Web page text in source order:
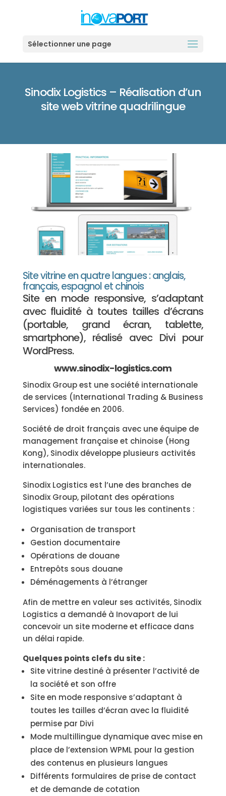
Sélectionner une page
Sinodix Logistics – Réalisation d’un
site web vitrine quadrilingue
Site vitrine en quatre langues : anglais,
français, espagnol et chinois
Site en mode responsive, s’adaptant
avec fluidité à toutes tailles d’écrans
(portable, grand écran, tablette,
smartphone), réalisé avec Divi pour
WordPress.
www.sinodix-logistics.com
Sinodix Group est une société internationale
de services (International Trading & Business
Services) fondée en 2006.
Société de droit français avec une équipe de
management française et chinoise (Hong
Kong), Sinodix développe plusieurs activités
internationales.
Sinodix Logistics est l’une des branches de
Sinodix Group, pilotant des opérations
logistiques variées sur tous les continents :
Organisation de transport
Gestion documentaire
Opérations de douane
Entrepôts sous douane
Déménagements à l’étranger
Afin de mettre en valeur ses activités, Sinodix
Logistics a demandé à Inovaport de lui
concevoir un site moderne et efficace dans
un délai rapide.
Quelques points clefs du site :
Site vitrine destiné à présenter l’activité de
la société et son offre
Site en mode responsive s’adaptant à
toutes les tailles d’écran avec la fluidité
permise par Divi
Mode multillingue dynamique avec mise en
place de l’extension WPML pour la gestion
des contenus en plusieurs langues
Différents formulaires de prise de contact
et de demande de cotation